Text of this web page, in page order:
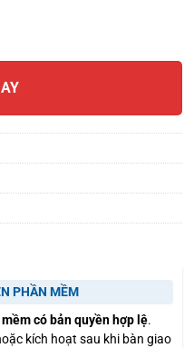
PHẦN MỀM
có bản quyền hợp lệ.
kích hoạt sau khi bàn giao